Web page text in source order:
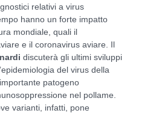
relativi a virus
hanno un forte impatto
mondiale, quali il
e il coronavirus aviare. Il
discuterà gli ultimi sviluppi
del virus della
patogeno
nel pollame.
varianti, infatti, pone